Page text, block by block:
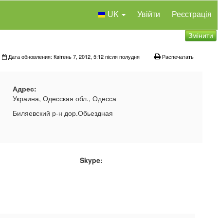
UK Увійти Реєстрація
Змінити
Дата обновления: Квітень 7, 2012, 5:12 після полудня Распечатать
Адрес:
Украина, Одесская обл., Одесса
Биляевский р-н дор.Обьездная
Skype: